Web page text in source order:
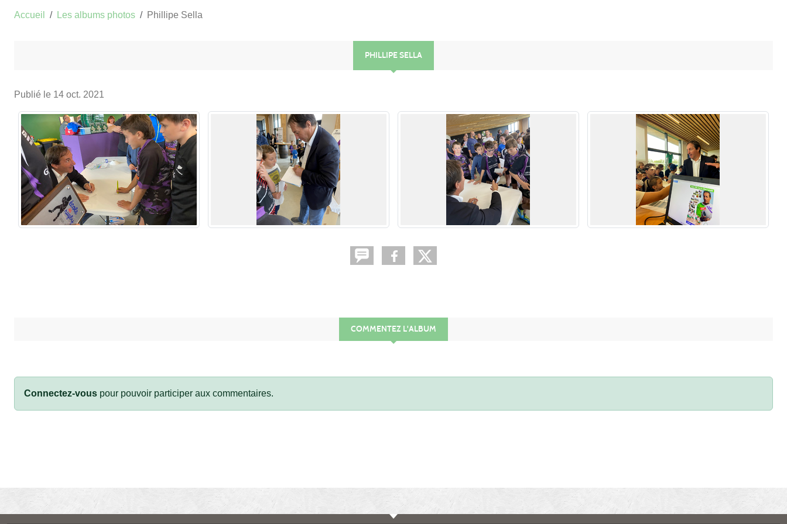
Accueil Les albums photos Phillipe Sella
PHILLIPE SELLA
Publié le 14 oct. 2021
COMMENTEZ L'ALBUM
Connectez-vous pour pouvoir participer aux commentaires.